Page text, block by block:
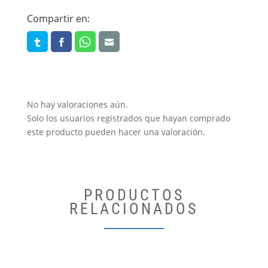
cantidad
Compartir en:
No hay valoraciones aún.
Solo los usuarios registrados que hayan comprado
este producto pueden hacer una valoración.
PRODUCTOS
RELACIONADOS